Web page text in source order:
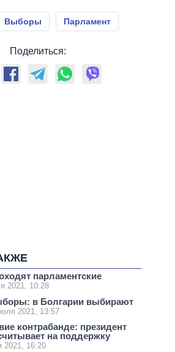
Выборы Парламент
Поделиться:
парламентские
2021, 10:28
в Болгарии выбирают
2021, 13:57
контрабанде: президент
на поддержку
2021, 16:20